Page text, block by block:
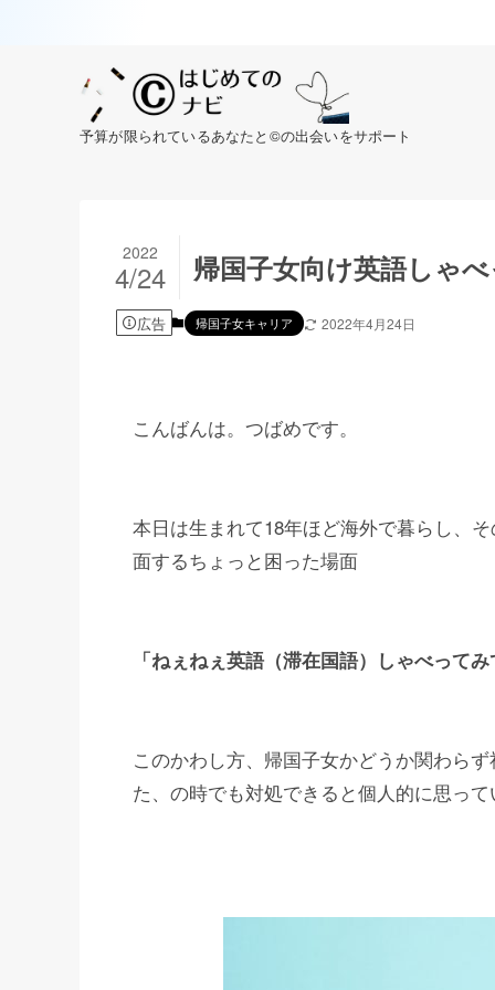
予算が限られているあなたと©の出会いをサポート
帰国子女向け英語しゃ
2022
4/24
広告 帰国子女キャリア 2022年4月24日
こんばんは。つばめです。
本日は生まれて18年ほど海外で暮らし、
面するちょっと困った場面
「ねぇねぇ英語（滞在国語）しゃべって
このかわし方、帰国子女かどうか関わら
た、の時でも対処できると個人的に思っ